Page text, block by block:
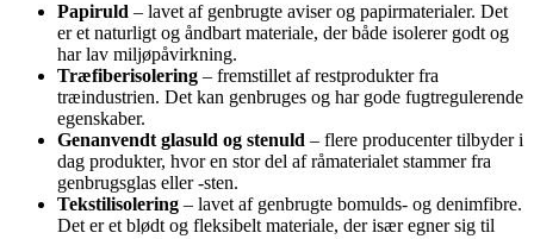
Papiruld – lavet af genbrugte aviser og papirmaterialer. Det
er et naturligt og åndbart materiale, der både isolerer godt og
har lav miljøpåvirkning.
Træfiberisolering – fremstillet af restprodukter fra
træindustrien. Det kan genbruges og har gode fugtregulerende
egenskaber.
Genanvendt glasuld og stenuld – flere producenter tilbyder i
dag produkter, hvor en stor del af råmaterialet stammer fra
genbrugsglas eller -sten.
Tekstilisolering – lavet af genbrugte bomulds- og denimfibre.
Det er et blødt og fleksibelt materiale, der især egner sig til